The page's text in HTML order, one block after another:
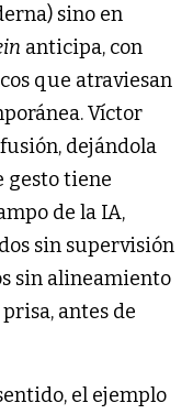
sino en
anticipa, con
que atraviesan
Víctor
dejándola
gesto tiene
de la IA,
sin supervisión
sin alineamiento
antes de
el ejemplo